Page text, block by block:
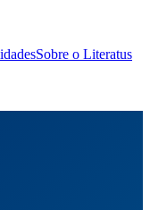
Sobre o Literatus